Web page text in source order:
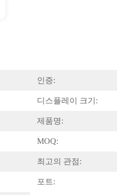
인증:
디스플레이 크기:
제품명:
MOQ:
최고의 관점:
포트: